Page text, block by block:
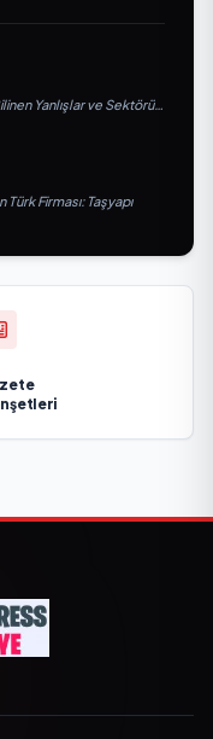
Yanlışlar ve Sektörün
Firması: Taşyapı